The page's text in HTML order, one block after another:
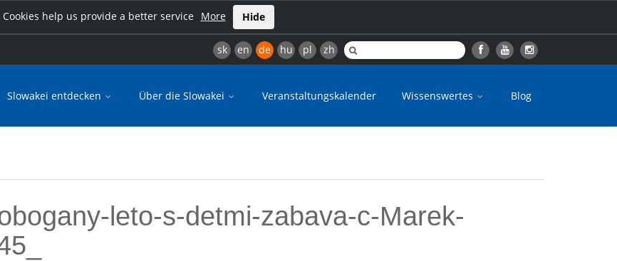
Cookies help us provide a better service More Hide
sk en de hu pl zh
Slowakei entdecken Über die Slowakei Veranstaltungskalender Wissenswertes Blog
leto-s-detmi-zabava-c-Marek-